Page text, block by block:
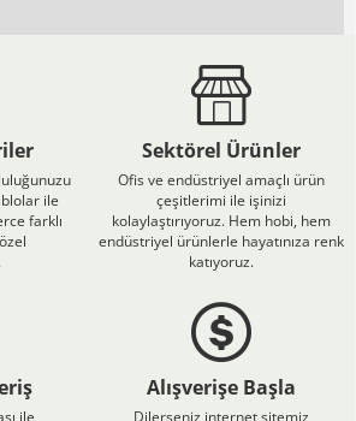
ile
farklı
Sektörel Ürünler
Ofis ve endüstriyel amaçlı ürün
çeşitlerimi ile işinizi
kolaylaştırıyoruz. Hem hobi, hem
endüstriyel ürünlerle hayatınıza renk
katıyoruz.
ile
Alışverişe Başla
Dilerseniz internet sitemiz